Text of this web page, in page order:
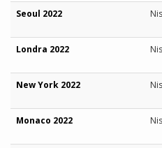
Seoul 2022
Londra 2022
New York 2022
Monaco 2022